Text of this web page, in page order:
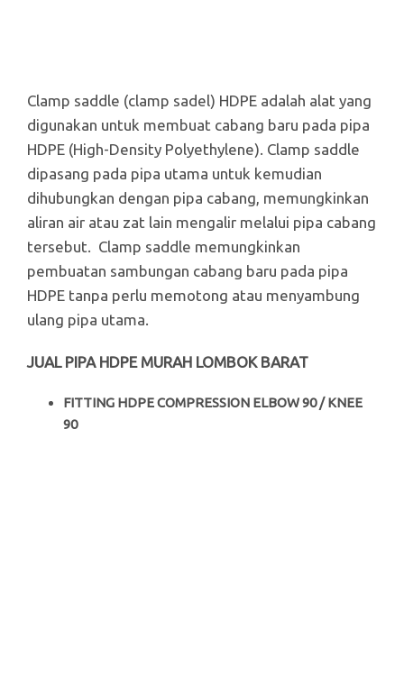
Clamp saddle (clamp sadel) HDPE adalah alat yang
digunakan untuk membuat cabang baru pada pipa
HDPE (High-Density Polyethylene). Clamp saddle
dipasang pada pipa utama untuk kemudian
dihubungkan dengan pipa cabang, memungkinkan
aliran air atau zat lain mengalir melalui pipa cabang
tersebut. Clamp saddle memungkinkan
pembuatan sambungan cabang baru pada pipa
HDPE tanpa perlu memotong atau menyambung
ulang pipa utama.
JUAL PIPA HDPE MURAH LOMBOK BARAT
FITTING HDPE COMPRESSION ELBOW 90 / KNEE
90